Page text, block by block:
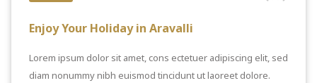
Enjoy Your Holiday in Aravalli
Lorem ipsum dolor sit amet, cons ectetuer adipiscing elit, sed
diam nonummy nibh euismod tincidunt ut laoreet dolore.